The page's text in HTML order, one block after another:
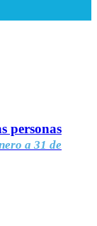
personas
a 31 de